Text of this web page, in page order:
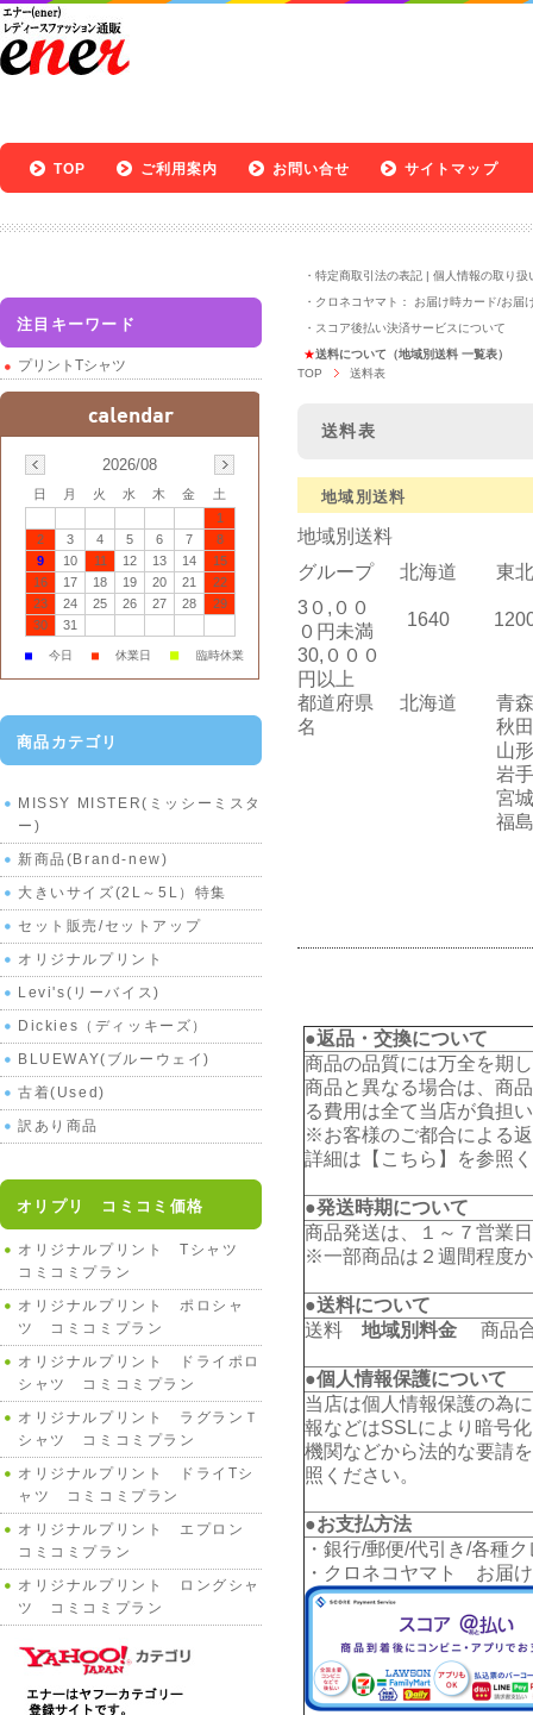
TOP ご利用案内 お問い合せ サイトマップ
・ 特定商取引法の表記 | 個人情報の取り扱
・クロネコヤマト： お届け時カード/お届
・ スコア後払い決済サービスについて
★送料について（地域別送料 一覧表）
TOP
送料表
送料表
地域別送料
地域別送料
グループ
北海道
東北
3０,００
０円未満
1640
30,０００
円以上
都道府県
名
北海道
青森
秋田
山形
岩手
宮城
福島
●返品・交換について
商品の品質には万全を期
商品と異なる場合は、商
る費用は全て当店が負担
※お客様のご都合による
詳細は【 こちら 】を参照
●発送時期について
商品発送は、１～７営業
※一部商品は２週間程度
●送料について
送料 地域別料金 商品合
●個人情報保護について
当店は個人情報保護の為
報などはSSLにより暗号
機関などから法的な要請
照ください。
●お支払方法
・銀行/郵便/代引き/各種
・クロネコヤマト お届
注目キーワード
プリントTシャツ
2026/08
日 月 火 水 木 金
土
1
2
3 4 5 6 7
8
9
10 11 12 13 14
15
16
17 18 19 20 21
22
23
24 25 26 27 28
29
30
31
■ 今日 ■ 休業日 ■ 臨時休業
商品カテゴリ
MISSY MISTER(ミッシーミスタ
ー)
新商品(Brand-new)
大きいサイズ(2L～5L）特集
セット販売/セットアップ
オリジナルプリント
Levi's(リーバイス)
Dickies（ディッキーズ）
BLUEWAY(ブルーウェイ)
古着(Used)
訳あり商品
オリプリ コミコミ価格
オリジナルプリント Tシャツ
コミコミプラン
オリジナルプリント ポロシャ
ツ コミコミプラン
オリジナルプリント ドライポロ
シャツ コミコミプラン
オリジナルプリント ラグランＴ
シャツ コミコミプラン
オリジナルプリント ドライTシ
ャツ コミコミプラン
オリジナルプリント エプロン
コミコミプラン
オリジナルプリント ロングシャ
ツ コミコミプラン